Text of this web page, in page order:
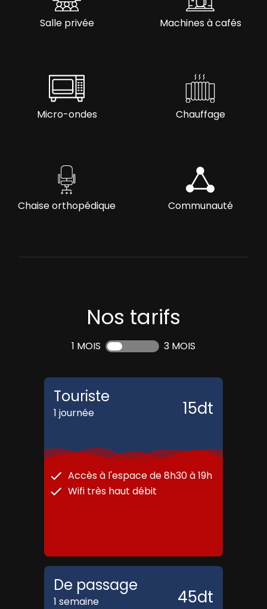
Salle privée Machines à cafés
Micro-ondes Chauffage
Chaise orthopédique Communauté
Nos tarifs
1 MOIS 3 MOIS
Touriste
1 journée 15dt
Accès à l'espace de 8h30 à 19h
Wifi très haut débit
De passage
1 semaine 45dt